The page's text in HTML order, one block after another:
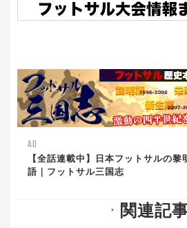
AD
【全話連載中】日本フットサルの
語｜フットサル三国志
▼ 関連記